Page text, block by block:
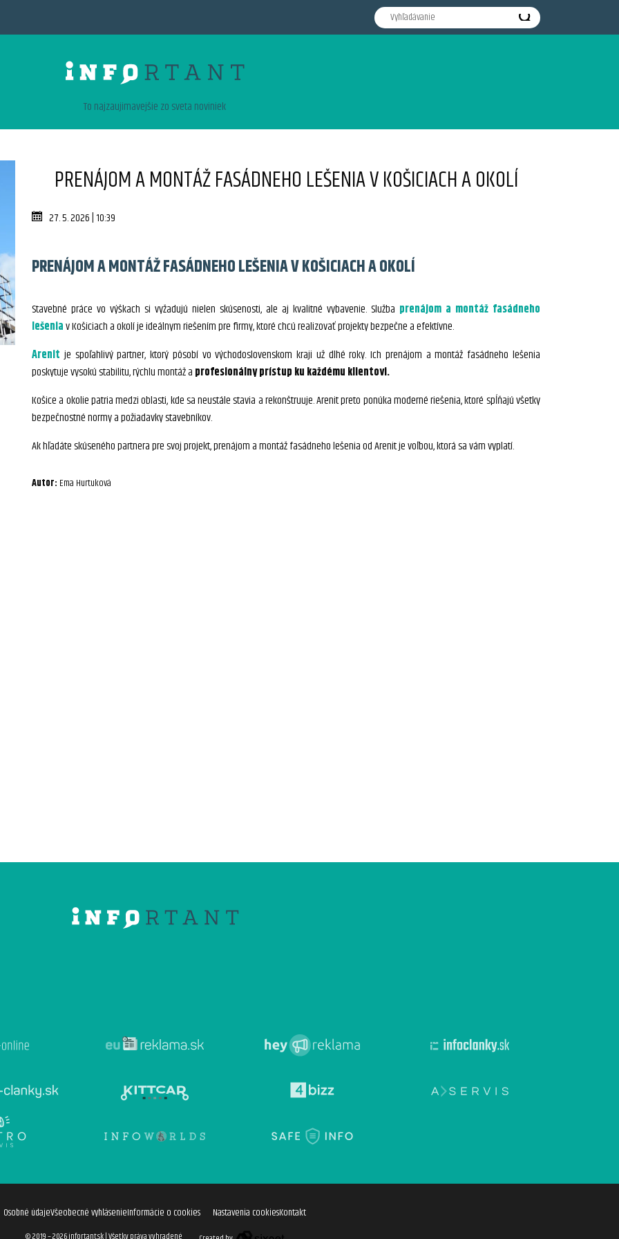
To najzaujimavejšie zo sveta noviniek
PRENÁJOM A MONTÁŽ FASÁDNEHO LEŠENIA V KOŠICIACH A OKOLÍ
27. 5. 2026 | 10:39
PRENÁJOM A MONTÁŽ FASÁDNEHO LEŠENIA V KOŠICIACH A OKOLÍ
Stavebné práce vo výškach si vyžadujú nielen skúsenosti, ale aj kvalitné vybavenie. Služba prenájom a montáž fasádneho
lešeniav Košiciach a okolí je ideálnym riešením pre firmy, ktoré chcú realizovať projekty bezpečne a efektívne.
Arenit je spoľahlivý partner, ktorý pôsobí vo východoslovenskom kraji už dlhé roky. Ich prenájom a montáž fasádneho lešenia
poskytuje vysokú stabilitu, rýchlu montáž a profesionálny prístup ku každému klientovi.
Košice a okolie patria medzi oblasti, kde sa neustále stavia a rekonštruuje. Arenit preto ponúka moderné riešenia, ktoré spĺňajú všetky
bezpečnostné normy a požiadavky stavebníkov.
Ak hľadáte skúseného partnera pre svoj projekt, prenájom a montáž fasádneho lešenia od Arenit je voľbou, ktorá sa vám vyplatí.
Autor: Ema Hurtuková
Osobné údajeVšeobecné vyhlásenieInformácie o cookies Nastavenia cookiesKontakt